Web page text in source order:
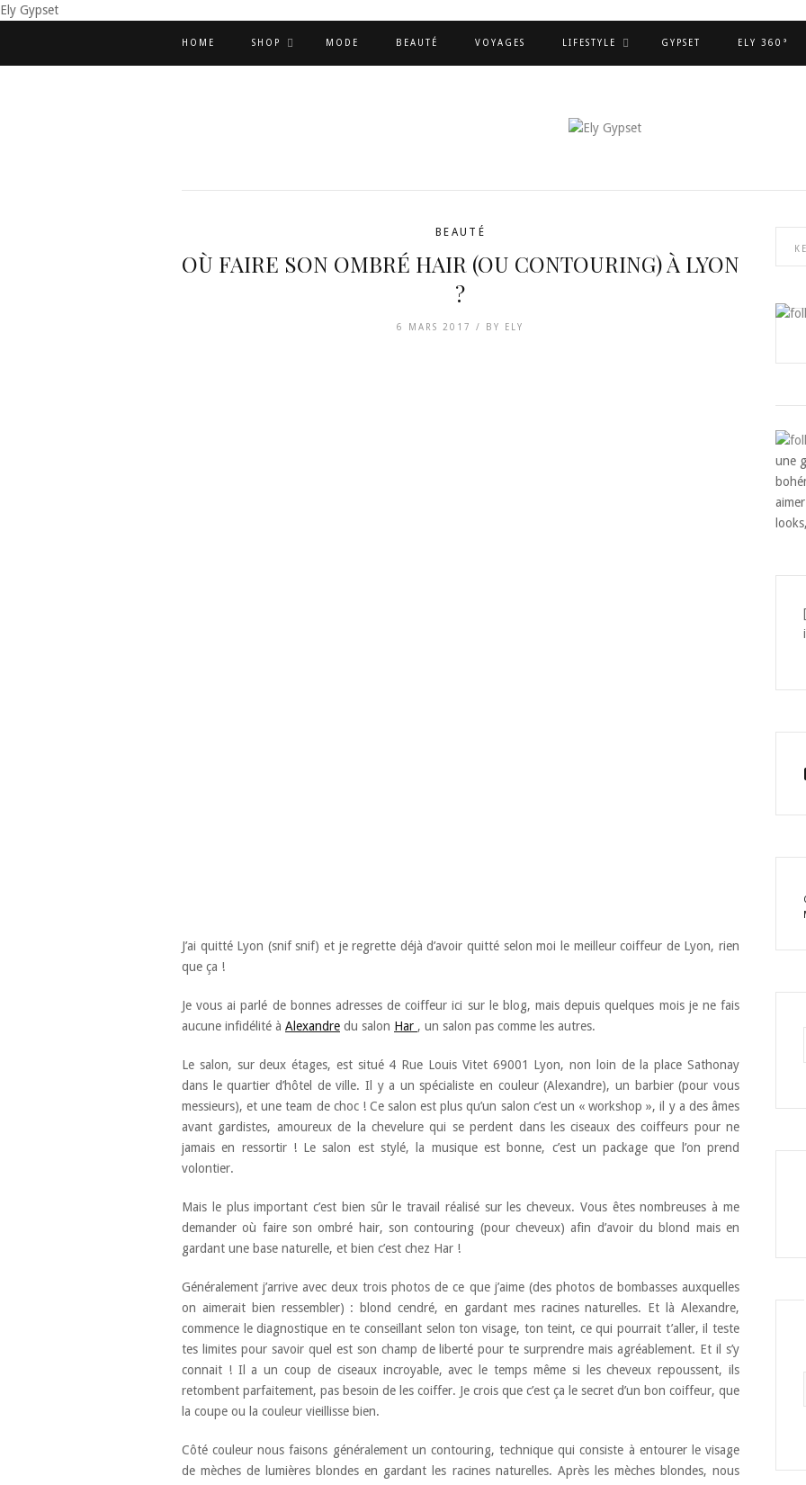
Ely Gypset
HOME SHOP MODE BEAUTÉ VOYAGES LIFESTYLE GYPSET ELY 360°
BEAUTÉ
OÙ FAIRE SON OMBRÉ HAIR (OU CONTOURING) À LYON
?
6 MARS 2017 / BY ELY
J’ai quitté Lyon (snif snif) et je regrette déjà d’avoir quitté selon moi le meilleur coiffeur de Lyon, rien
que ça !
Je vous ai parlé de bonnes adresses de coiffeur ici sur le blog, mais depuis quelques mois je ne fais
aucune infidélité à Alexandre du salon Har , un salon pas comme les autres.
Le salon, sur deux étages, est situé 4 Rue Louis Vitet 69001 Lyon, non loin de la place Sathonay
dans le quartier d’hôtel de ville. Il y a un spécialiste en couleur (Alexandre), un barbier (pour vous
messieurs), et une team de choc ! Ce salon est plus qu’un salon c’est un « workshop », il y a des âmes
avant gardistes, amoureux de la chevelure qui se perdent dans les ciseaux des coiffeurs pour ne
jamais en ressortir ! Le salon est stylé, la musique est bonne, c’est un package que l’on prend
volontier.
Mais le plus important c’est bien sûr le travail réalisé sur les cheveux. Vous êtes nombreuses à me
demander où faire son ombré hair, son contouring (pour cheveux) afin d’avoir du blond mais en
gardant une base naturelle, et bien c’est chez Har !
Généralement j’arrive avec deux trois photos de ce que j’aime (des photos de bombasses auxquelles
on aimerait bien ressembler) : blond cendré, en gardant mes racines naturelles. Et là Alexandre,
commence le diagnostique en te conseillant selon ton visage, ton teint, ce qui pourrait t’aller, il teste
tes limites pour savoir quel est son champ de liberté pour te surprendre mais agréablement. Et il s’y
connait ! Il a un coup de ciseaux incroyable, avec le temps même si les cheveux repoussent, ils
retombent parfaitement, pas besoin de les coiffer. Je crois que c’est ça le secret d’un bon coiffeur, que
la coupe ou la couleur vieillisse bien.
Côté couleur nous faisons généralement un contouring, technique qui consiste à entourer le visage
de mèches de lumières blondes en gardant les racines naturelles. Après les mèches blondes, nous
une